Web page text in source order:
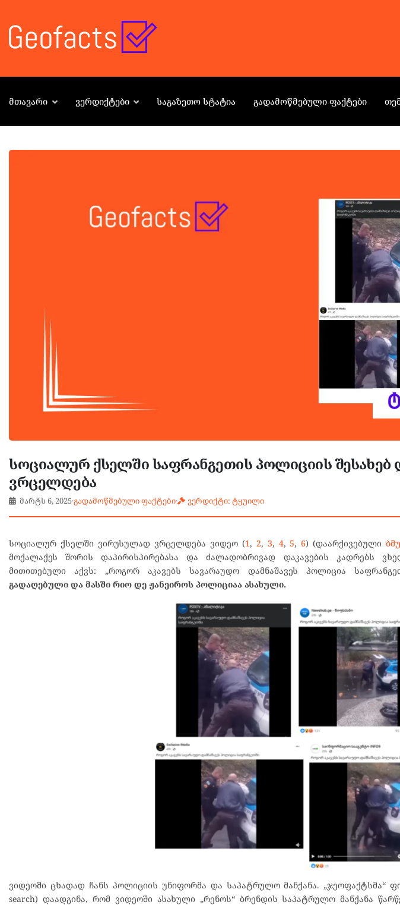
ᲛᲗᲐᲕᲐᲠᲘ ᲕᲔᲠᲓᲘᲥᲢᲔᲑᲘ ᲡᲐᲒᲐᲖᲔᲗᲝ ᲡᲢᲐᲢᲘᲐ ᲒᲐᲓᲐᲛᲝᲬᲛᲔᲑᲣᲚᲘ ᲤᲐᲥᲢᲔᲑᲘ
სოციალურ ქსელში საფრანგეთის პოლიციის შესახებ
ვრცელდება
მარტს 6, 2025·გადამოწმებული ფაქტები· ვერდიქტი: ტყუილი
სოციალურ ქსელში ვირუსულად ვრცელდება ვიდეო (1, 2, 3, 4,5,6) (დაარქივებული
მოქალაქეს შორის დაპირისპირებასა და ძალადობრივად დაკავების კადრებს
მითითებული აქვს: „როგორ აკავებს სავარაუდო დამნაშავეს პოლიცია
გადაღებული და მასში რიო დე ჟანეიროს პოლიციაა ასახული.
ვიდეოში ცხადად ჩანს პოლიციის უნიფორმა და საპატრულო მანქანა. „ჯეოფაქტსმა“
search) დაადგინა, რომ ვიდეოში ასახული „რენოს“ ბრენდის საპატრულო მანქანა